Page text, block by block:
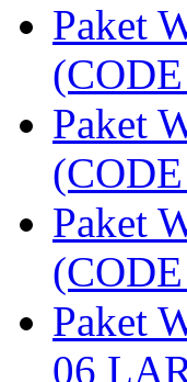
Paket
Paket
Paket
Paket
06